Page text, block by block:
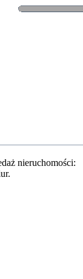
nieruchomości: